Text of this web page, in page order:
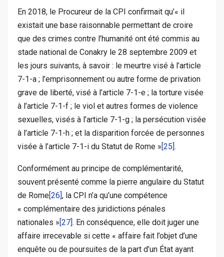
En 2018, le Procureur de la CPI confirmait qu’« il
existait une base raisonnable permettant de croire
que des crimes contre l’humanité ont été commis au
stade national de Conakry le 28 septembre 2009 et
les jours suivants, à savoir : le meurtre visé à l’article
7-1-a ; l’emprisonnement ou autre forme de privation
grave de liberté, visé à l’article 7-1-e ; la torture visée
à l’article 7-1-f ; le viol et autres formes de violence
sexuelles, visés à l’article 7-1-g ; la persécution visée
à l’article 7-1-h ; et la disparition forcée de personnes
visée à l’article 7-1-i du Statut de Rome »[25].
Conformément au principe de complémentarité,
souvent présenté comme la pierre angulaire du Statut
de Rome[26], la CPI n’a qu’une compétence
« complémentaire des juridictions pénales
nationales »[27]. En conséquence, elle doit juger une
affaire irrecevable si cette « affaire fait l’objet d’une
enquête ou de poursuites de la part d’un État ayant